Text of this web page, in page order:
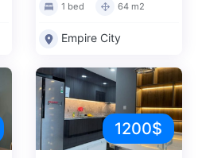
1 bed 64 m2
Empire City
1200$